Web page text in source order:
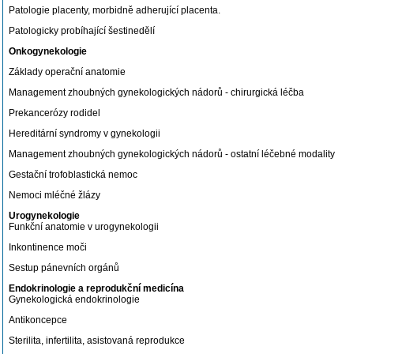
Patologie placenty, morbidně adherující placenta.
Patologicky probíhající šestinedělí
Onkogynekologie
Základy operační anatomie
Management zhoubných gynekologických nádorů - chirurgická léčba
Prekancerózy rodidel
Hereditární syndromy v gynekologii
Management zhoubných gynekologických nádorů - ostatní léčebné modality
Gestační trofoblastická nemoc
Nemoci mléčné žlázy
Urogynekologie
Funkční anatomie v urogynekologii
Inkontinence moči
Sestup pánevních orgánů
Endokrinologie a reprodukční medicína
Gynekologická endokrinologie
Antikoncepce
Sterilita, infertilita, asistovaná reprodukce